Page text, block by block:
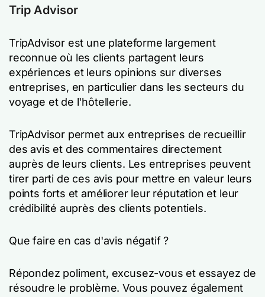
Trip Advisor
TripAdvisor est une plateforme largement
reconnue où les clients partagent leurs
expériences et leurs opinions sur diverses
entreprises, en particulier dans les secteurs du
voyage et de l'hôtellerie.
TripAdvisor permet aux entreprises de recueillir
des avis et des commentaires directement
auprès de leurs clients. Les entreprises peuvent
tirer parti de ces avis pour mettre en valeur leurs
points forts et améliorer leur réputation et leur
crédibilité auprès des clients potentiels.
Que faire en cas d'avis négatif ?
Répondez poliment, excusez-vous et essayez de
résoudre le problème. Vous pouvez également